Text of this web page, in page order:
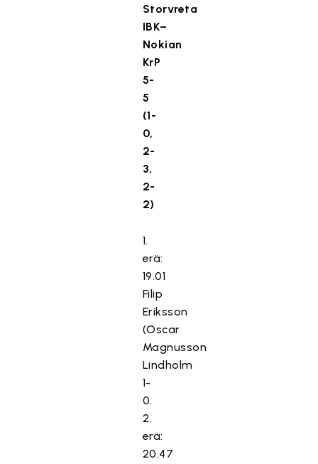
Storvreta
IBK–
Nokian
KrP
5-
5
(1-
0,
2-
3,
2-
2)
1.
erä:
19.01
Filip
Eriksson
(Oscar
Magnusson
Lindholm
1-
0.
2.
erä:
20.47